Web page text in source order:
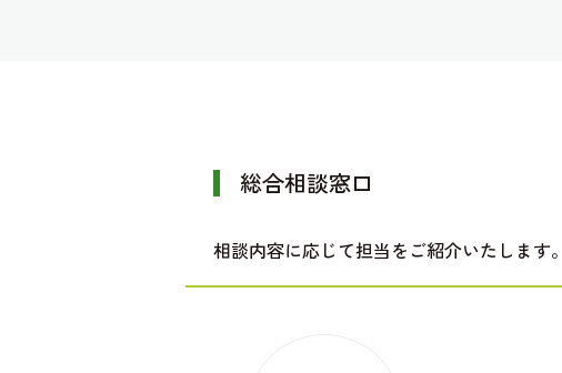
総合相談窓口
相談内容に応じて担当をご紹介いたします